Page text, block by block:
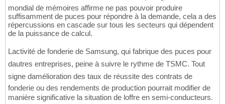
mondial de mémoires affirme ne pas pouvoir produire
suffisamment de puces pour répondre à la demande, cela a des
répercussions en cascade sur tous les secteurs qui dépendent
de la puissance de calcul.
Lactivité de fonderie de Samsung, qui fabrique des puces pour
dautres entreprises, peine à suivre le rythme de TSMC. Tout
signe damélioration des taux de réussite des contrats de
fonderie ou des rendements de production pourrait modifier de
manière significative la situation de loffre en semi-conducteurs.